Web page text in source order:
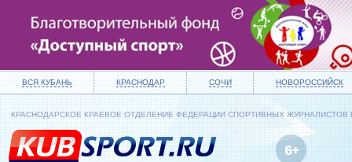
ВСЯ КУБАНЬ КРАСНОДАР СОЧИ НОВОРОССИЙСК
КРАСНОДАРСКОЕ КРАЕВОЕ ОТДЕЛЕНИЕ ФЕДЕРАЦИИ СПОРТИВНЫХ ЖУРНАЛИСТОВ